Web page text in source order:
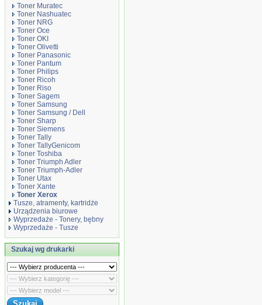
Toner Muratec
Toner Nashuatec
Toner NRG
Toner Oce
Toner OKI
Toner Olivetti
Toner Panasonic
Toner Pantum
Toner Philips
Toner Ricoh
Toner Riso
Toner Sagem
Toner Samsung
Toner Samsung / Dell
Toner Sharp
Toner Siemens
Toner Tally
Toner TallyGenicom
Toner Toshiba
Toner Triumph Adler
Toner Triumph-Adler
Toner Utax
Toner Xante
Toner Xerox
Tusze, atramenty, kartridże
Urządzenia biurowe
Wyprzedaże - Tonery, bębny
Wyprzedaże - Tusze
Szukaj wg drukarki